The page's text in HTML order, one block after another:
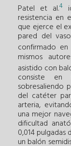
Patel et al.4
resistencia en
que ejerce el
pared del
confirmado
mismos
asistido con
consiste en
sobresaliendo
del catéter
arteria,
una mejor
dificultad
0,014 pulgadas
un balón